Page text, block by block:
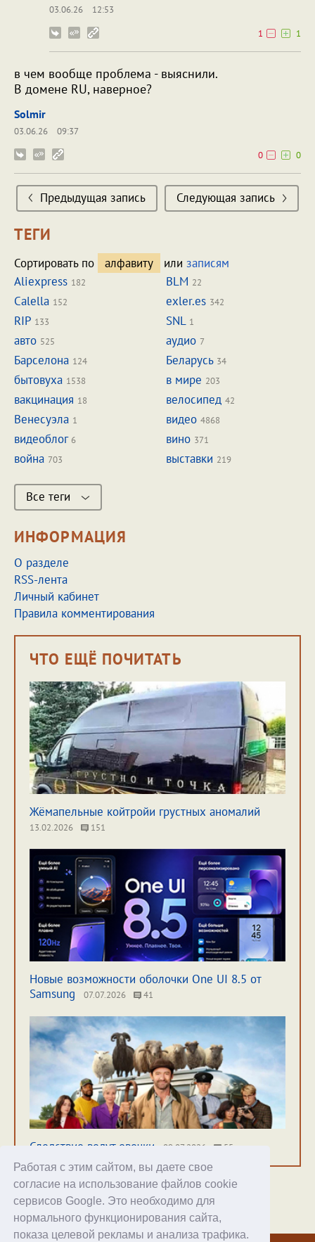
Работая с этим сайтом, вы даете свое
согласие на использование файлов cookie
сервисов Google. Это необходимо для
нормального функционирования сайта,
показа целевой рекламы и анализа трафика.
03.06.26
12:53
1
1
в чем вообще проблема - выяснили.
В домене RU, наверное?
Solmir
03.06.26
09:37
0
0
Предыдущая запись Следующая запись
ТЕГИ
Сортировать по алфавиту или записям
Aliexpress 182 BLM 22
Calella 152 exler.es 342
RIP 133 SNL 1
авто 525 аудио 7
Барселона 124 Беларусь 34
бытовуха 1538 в мире 203
вакцинация 18 велосипед 42
Венесуэла 1 видео 4868
видеоблог 6 вино 371
война 703 выставки 219
Все теги
ИНФОРМАЦИЯ
О разделе
RSS-лента
Личный кабинет
Правила комментирования
ЧТО ЕЩЁ ПОЧИТАТЬ
Жёмапельные койтройи грустных аномалий
13.02.2026 151
Новые возможности оболочки One UI 8.5 от
Samsung
07.07.2026 41
Следствие ведут овечки 09.07.2026 55
Хостинг